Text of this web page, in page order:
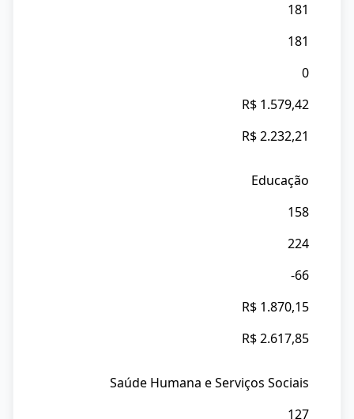
181
181
0
R$ 1.579,42
R$ 2.232,21
Educação
158
224
-66
R$ 1.870,15
R$ 2.617,85
Saúde Humana e Serviços Sociais
127